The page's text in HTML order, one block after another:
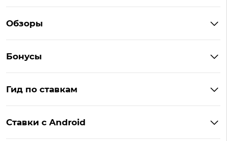
Обзоры
BetBoom
Пари
Бонусы
Бонусы BetBoom
Гид по ставкам
Ставки с Android